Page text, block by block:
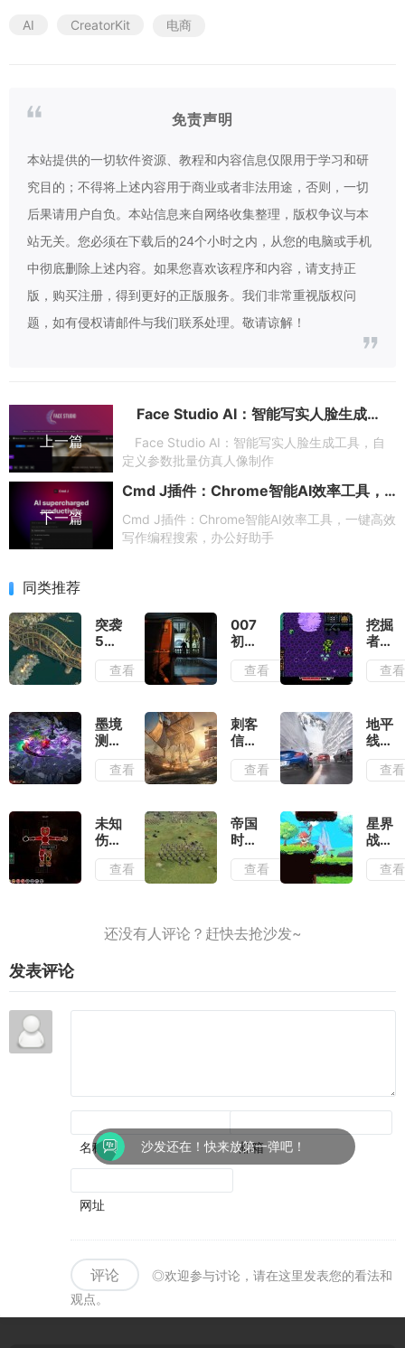
AI CreatorKit 电商
免责声明
本站提供的一切软件资源、教程和内容信息仅限用于学习和研
究目的；不得将上述内容用于商业或者非法用途，否则，一切
后果请用户自负。本站信息来自网络收集整理，版权争议与本
站无关。您必须在下载后的24个小时之内，从您的电脑或手机
中彻底删除上述内容。如果您喜欢该程序和内容，请支持正
版，购买注册，得到更好的正版服务。我们非常重视版权问
题，如有侵权请邮件与我们联系处理。敬请谅解！
上一篇
Face Studio AI：智能写实人脸生成工具，自定义参数批量仿真人像制作
Face Studio AI：智能写实人脸生成工具，自
定义参数批量仿真人像制作
下一篇
Cmd J插件：Chrome智能AI效率工具，一键高效写作编程搜索，办公好助手
Cmd J插件：Chrome智能AI效率工具，一键高效
写作编程搜索，办公好助手
同类推荐
突袭
5测
评：
除了
优点
可言
查看
007
初露
锋芒
准则
就是
出其
不意
查看
挖掘
者米
娜测
评：
复古
滤镜
去看
查看
墨境
测
评：
墨宝
提供
非常
多的
构筑
查看
刺客
信条
黑旗
记忆
评：
大体
玩法
不变
了视
查看
地平
线6
测
评：
厚到
几乎
无法
忽视
查看
未知
伤亡
测
评：
拼尽
查看
帝国
时代
4岳
飞传
叙事
查看
星界
战士
测
评：
查看
发表评论
名称(*) 邮箱
网址
评论
◎欢迎参与讨论，请在这里发表您的看法和
观点。
沙发还在！快来放第一弹吧！